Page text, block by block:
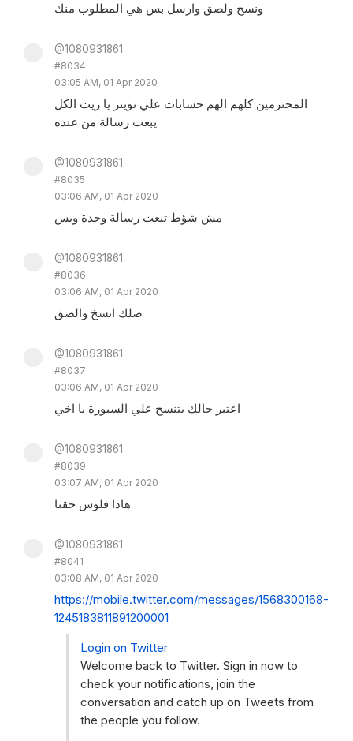
ونسخ ولصق وارسل بس هي المطلوب منك
@1080931861
#8034
03:05 AM, 01 Apr 2020
المحترمين كلهم الهم حسابات علي تويتر يا ريت الكل
يبعت رسالة من عنده
@1080931861
#8035
03:06 AM, 01 Apr 2020
مش شؤط تبعت رسالة وحدة وبس
@1080931861
#8036
03:06 AM, 01 Apr 2020
ضلك انسخ والصق
@1080931861
#8037
03:06 AM, 01 Apr 2020
اعتبر حالك بتنسخ علي السبورة يا اخي
@1080931861
#8039
03:07 AM, 01 Apr 2020
هادا فلوس حقنا
@1080931861
#8041
03:08 AM, 01 Apr 2020
https://mobile.twitter.com/messages/1568300168-
1245183811891200001
Login on Twitter
Welcome back to Twitter. Sign in now to
check your notifications, join the
conversation and catch up on Tweets from
the people you follow.